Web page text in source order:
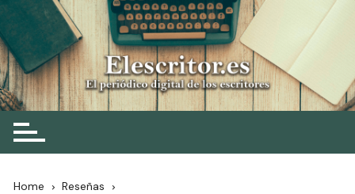
Skip
to
content
Elescritor.es
El periódico digital de los escritores
Home
Reseñas